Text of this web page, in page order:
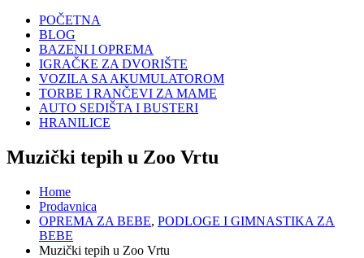
POČETNA
BLOG
BAZENI I OPREMA
IGRAČKE ZA DVORIŠTE
VOZILA SA AKUMULATOROM
TORBE I RANČEVI ZA MAME
AUTO SEDIŠTA I BUSTERI
HRANILICE
Muzički tepih u Zoo Vrtu
Home
Prodavnica
OPREMA ZA BEBE, PODLOGE I GIMNASTIKA ZA
BEBE
Muzički tepih u Zoo Vrtu